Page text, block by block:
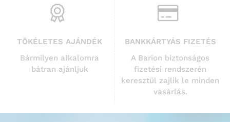
TÖKÉLETES AJÁNDÉK
Bármilyen alkalomra
bátran ajánljuk
BANKKÁRTYÁS FIZETÉS
A Barion biztonságos
fizetési rendszerén
keresztül zajlik le minden
vásárlás.